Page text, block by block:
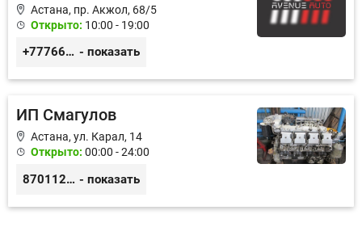
Астана, пр. Акжол, 68/5
Открыто: 10:00 - 19:00
+77766857788 - показать
ИП Смагулов
Астана, ул. Карал, 14
Открыто: 00:00 - 24:00
87011245925 - показать